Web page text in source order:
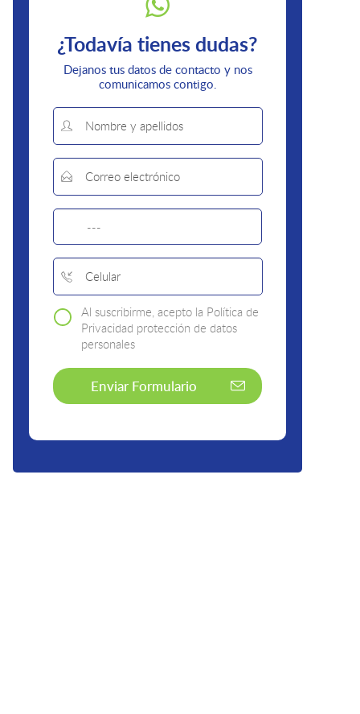
¿Todavía tienes dudas?
Dejanos tus datos de contacto y nos
comunicamos contigo.
Al suscribirme, acepto la Política de
Privacidad protección de datos
personales